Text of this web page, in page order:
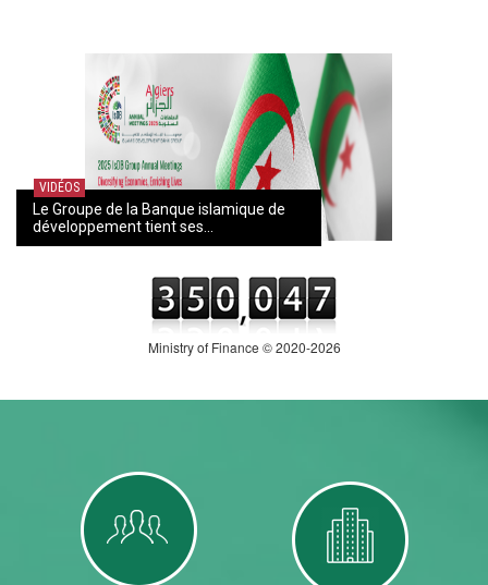
VIDÉOS
Le Groupe de la Banque islamique de
développement tient ses...
Ministry of Finance © 2020-2026